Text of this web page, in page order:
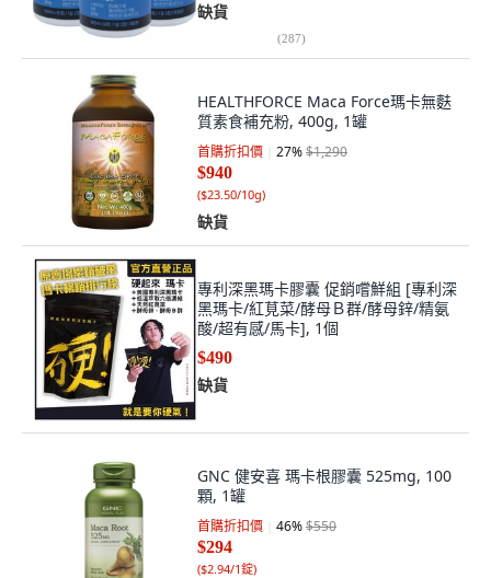
缺貨
(287)
HEALTHFORCE Maca Force瑪卡無麩
質素食補充粉, 400g, 1罐
首購折扣價 27%$1,290
$940
($23.50/10g)
缺貨
專利深黑瑪卡膠囊 促銷嚐鮮組 [專利深
黑瑪卡/紅莧菜/酵母Ｂ群/酵母鋅/精氨
酸/超有感/馬卡], 1個
$490
缺貨
GNC 健安喜 瑪卡根膠囊 525mg, 100
顆, 1罐
首購折扣價 46%$550
$294
($2.94/1錠)